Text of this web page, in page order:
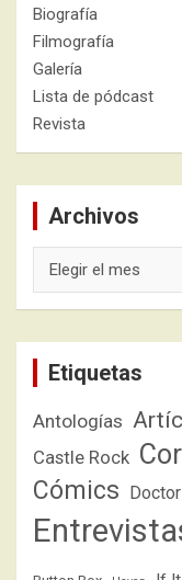
Biografía
Filmografía
Galería
Lista de pódcast
Revista
Archivos
Etiquetas
Antologías
Castle Rock
Cómics